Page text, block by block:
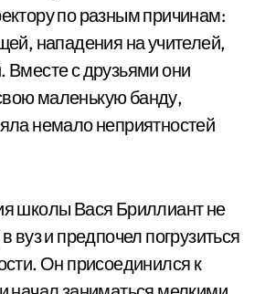
по разным причинам:
нападения на учителей,
с друзьями они
маленькую банду,
немало неприятностей
школы Вася Бриллиант не
вуз и предпочел погрузиться
Он присоединился к